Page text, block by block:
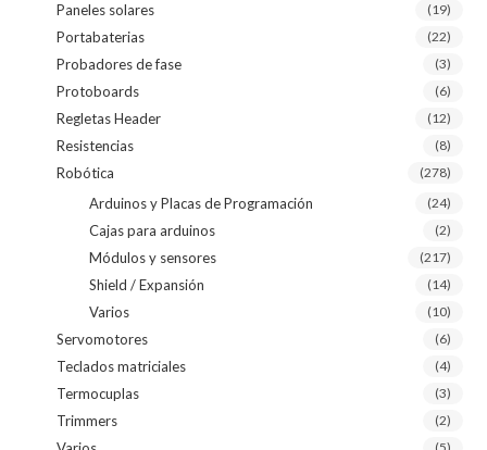
Paneles solares (19)
Portabaterias (22)
Probadores de fase (3)
Protoboards (6)
Regletas Header (12)
Resistencias (8)
Robótica (278)
Arduinos y Placas de Programación (24)
Cajas para arduinos (2)
Módulos y sensores (217)
Shield / Expansión (14)
Varios (10)
Servomotores (6)
Teclados matriciales (4)
Termocuplas (3)
Trimmers (2)